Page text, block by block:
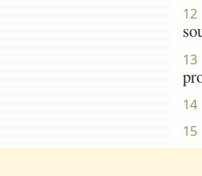
12
13
14
15